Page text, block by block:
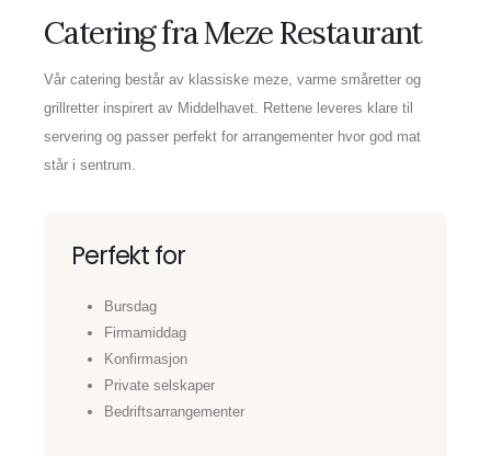
Catering fra Meze Restaurant
Vår catering består av klassiske meze, varme småretter og
grillretter inspirert av Middelhavet. Rettene leveres klare til
servering og passer perfekt for arrangementer hvor god mat
står i sentrum.
Perfekt for
Bursdag
Firmamiddag
Konfirmasjon
Private selskaper
Bedriftsarrangementer